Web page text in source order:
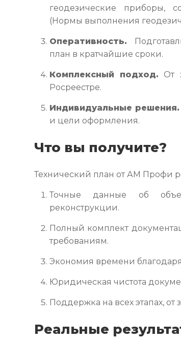
геодезические приборы,
(Нормы выполнения
Оперативность.
план в кратчайшие сроки.
Комплексный подход. От
Росреестре.
Индивидуальные решения.
и цели оформления.
Что вы получите?
Технический план от АМ Профи
Точные данные об
реконструкции.
Полный комплект
требованиям.
Экономия времени
Юридическая чистота
Поддержка на всех этапах,
Реальные